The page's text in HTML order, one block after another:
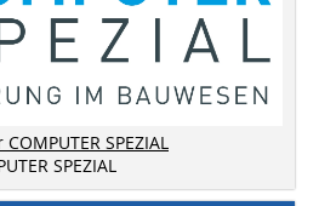
SPEZIAL
SPEZIAL